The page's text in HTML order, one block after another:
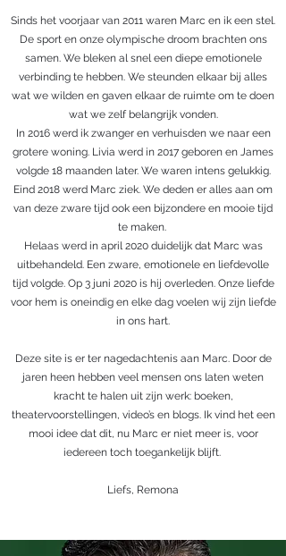
Sinds het voorjaar van 2011 waren Marc en ik een stel.
De sport en onze olympische droom brachten ons
samen. We bleken al snel een diepe emotionele
verbinding te hebben. We steunden elkaar bij alles
wat we wilden en gaven elkaar de ruimte om te doen
wat we zelf belangrijk vonden.
In 2016 werd ik zwanger en verhuisden we naar een
grotere woning. Livia werd in 2017 geboren en James
volgde 18 maanden later. We waren intens gelukkig.
Eind 2018 werd Marc ziek. We deden er alles aan om
van deze zware tijd ook een bijzondere en mooie tijd
te maken.
Helaas werd in april 2020 duidelijk dat Marc was
uitbehandeld. Een zware, emotionele en liefdevolle
tijd volgde. Op 3 juni 2020 is hij overleden. Onze liefde
voor hem is oneindig en elke dag voelen wij zijn liefde
in ons hart.
Deze site is er ter nagedachtenis aan Marc. Door de
jaren heen hebben veel mensen ons laten weten
kracht te halen uit zijn werk: boeken,
theatervoorstellingen, video’s en blogs. Ik vind het een
mooi idee dat dit, nu Marc er niet meer is, voor
iedereen toch toegankelijk blijft.
Liefs, Remona